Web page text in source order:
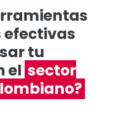
tu
el sector